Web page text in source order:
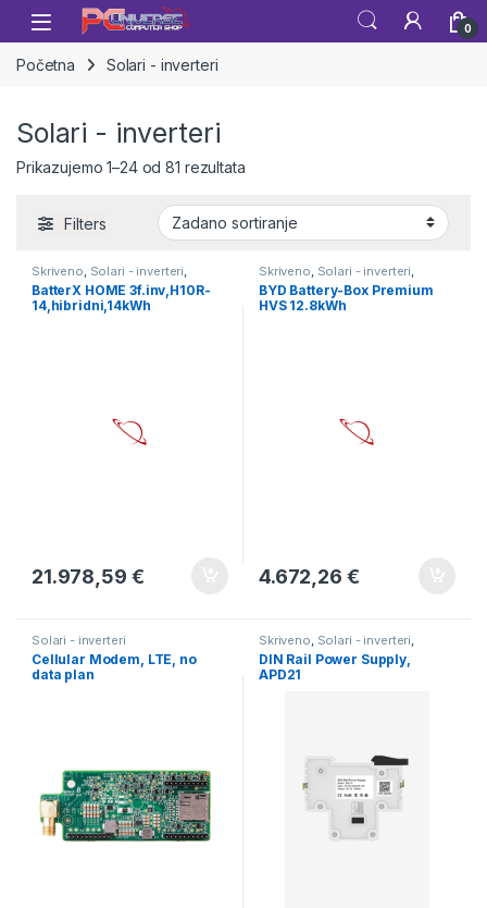
Skip to navigation
Skip to content
Open 0
Početna Solari - inverteri
Solari - inverteri
Prikazujemo 1–24 od 81 rezultata
Filters
Skriveno Solari - inverteri
Solarni paneli
BatterX HOME 3f.inv,H10R-
14,hibridni,14kWh
21.978,59 €
Skriveno Solari - inverteri
Solarni paneli
BYD Battery-Box Premium
HVS 12.8kWh
4.672,26 €
Solari - inverteri
Cellular Modem, LTE, no
data plan
Skriveno Solari - inverteri
Solarni paneli
DIN Rail Power Supply,
APD21